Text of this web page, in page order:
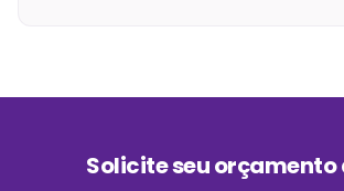
Solicite seu